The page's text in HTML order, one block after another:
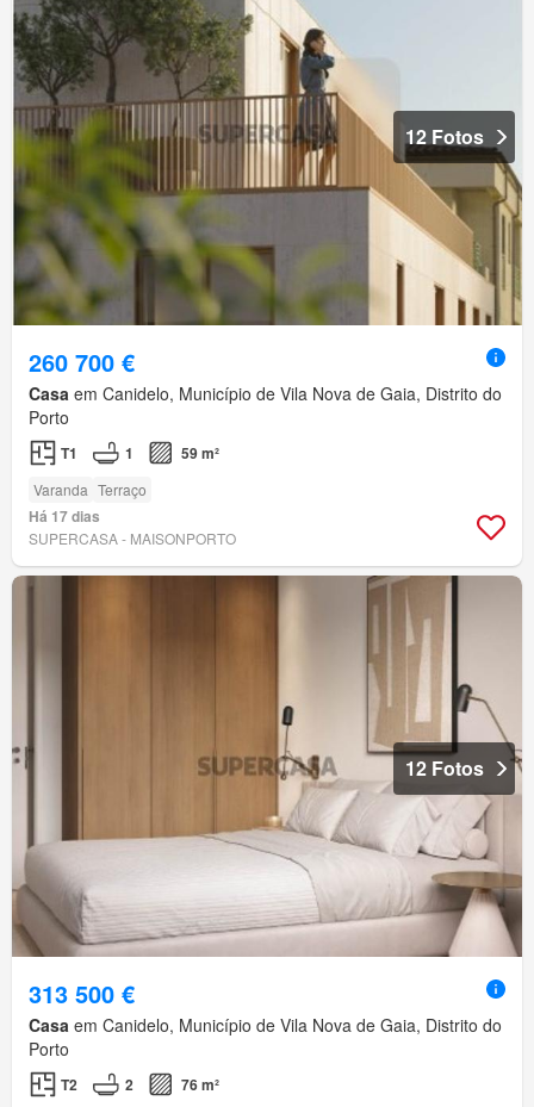
12 Fotos
260 700 €
Casa em Canidelo, Município de Vila Nova de Gaia, Distrito do
Porto
T1 1 59 m²
Varanda Terraço
Há 17 dias
SUPERCASA - MAISONPORTO
12 Fotos
313 500 €
Casa em Canidelo, Município de Vila Nova de Gaia, Distrito do
Porto
T2 2 76 m²